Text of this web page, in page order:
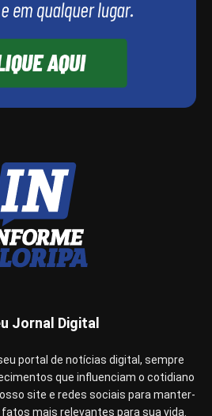
Jornal Digital
portal de notícias digital, sempre
que influenciam o cotidiano
site e redes sociais para manter-
mais relevantes para sua vida.